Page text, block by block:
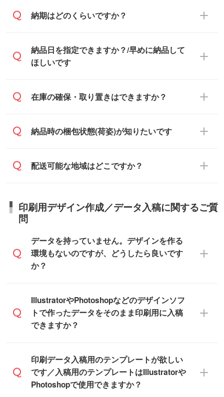
に対応可能です。
人様からご注文いただく場合でも、お支払
い元が学校や幼稚園・保育園であれば、同
す。
ご希望の際は担当スタッフまでお気軽にご
納品書・領収書は ご依頼をいただいた場合
でお送りします。
原本の郵送をご希望の場合は、担当スタッ
備考欄』よりお知らせください。
納期はどのくらいですか？
・印刷する場合(500個程度)
ご入金、イメージ画像の校了から約2週間
・商品のみ注文する場合(サンプル購入を含
ます。
納期は商品や数量、印刷方法、ご納品場
所、在庫の有無によって異なります。正確
ュール」に注文予定日をご入力いただく
と、おおよその締切日や出荷目安をご確認
いただけます。
商品在庫や印刷ラインを確保するために
をお願いいたします。
※土日祝日を除く営業日換算です。
納品日を指定できますか？/早めに納品して
ほしいです
ご希望の納期がある場合は、お問い合わ
在庫状況や印刷スケジュールを確認のう
短5営業日で出荷可能な商品もご用意してお
商品ページにてご確認ください
在庫の確保・取り置きはできますか？
ご入金確認後に在庫を確保し、注文確定の
ださい。
納品時の梱包状態(荷姿)が知りたいです
商品によって異なります。各ページにある
います。(白箱、化粧箱、ブリスターパック
など)
います。(透明袋、デザイン袋など)
【個包装なし】 個包装がされていない状
態で納品します。
配送可能な地域はどこですか？
日本全国へお届けが可能です。なお、海外
への直接納品は行っておりませんので予め
印刷用デザイン作成／データ入稿に関するご質
問
データを持っていません。デザインを作る
環境もないのですが、どうしたら良いです
か？
無料の「デザインシミュレーター」を使え
ば、PCやスマホから簡単にデザインを作成
できます。スタンプやテンプレートも豊富
また、「データ作成サービス」もご利用い
ただけます。ご希望の文言・書体・印刷色
IllustratorやPhotoshopなどのデザインソフ
トで作ったデータをそのまま印刷用に入稿
できますか？
IllustratorやPhotoshop、CLIP STUDIOなどの
デザインソフトでこだわりのデザインを作
成したい方は、完全データ入稿
印刷データ入稿用のテンプレートが欲しい
です／入稿用のテンプレートはIllustratorや
Photoshopで使用できますか？